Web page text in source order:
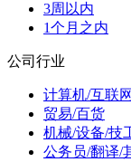
3周以内
1个月之内
公司行业
计算机/互联网
贸易/百货
机械/设备/技
公务员/翻译/